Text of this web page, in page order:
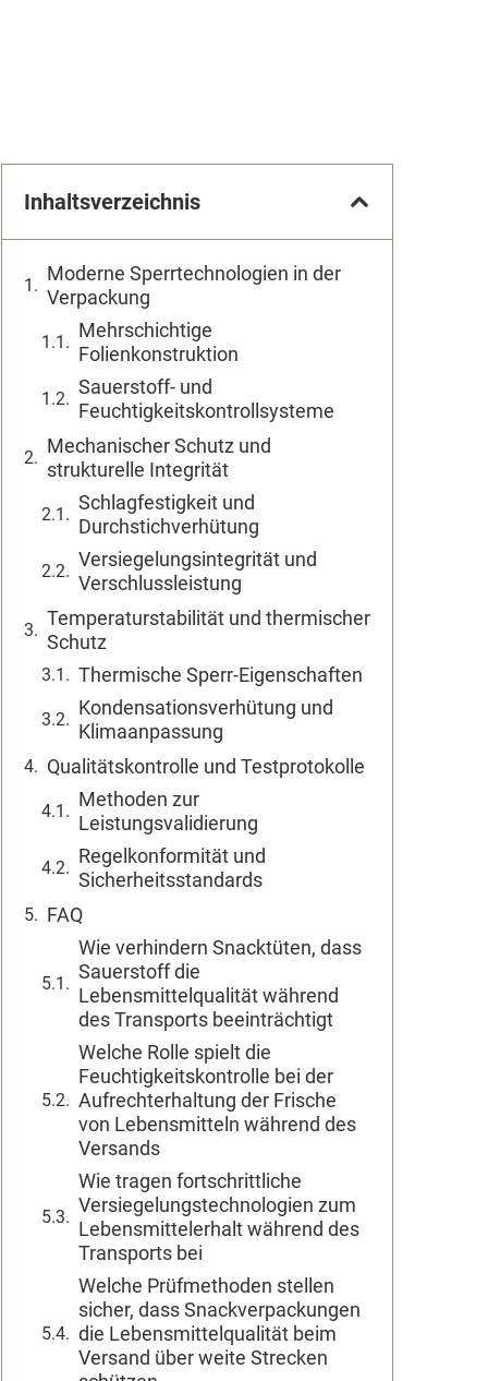
Inhaltsverzeichnis
Moderne Sperrtechnologien in der
Verpackung
Mehrschichtige
Folienkonstruktion
Sauerstoff- und
Feuchtigkeitskontrollsysteme
Mechanischer Schutz und
strukturelle Integrität
Schlagfestigkeit und
Durchstichverhütung
Versiegelungsintegrität und
Verschlussleistung
Temperaturstabilität und thermischer
Schutz
Thermische Sperr-Eigenschaften
Kondensationsverhütung und
Klimaanpassung
Qualitätskontrolle und Testprotokolle
Methoden zur
Leistungsvalidierung
Regelkonformität und
Sicherheitsstandards
FAQ
Wie verhindern Snacktüten, dass
Sauerstoff die
Lebensmittelqualität während
des Transports beeinträchtigt
Welche Rolle spielt die
Feuchtigkeitskontrolle bei der
Aufrechterhaltung der Frische
von Lebensmitteln während des
Versands
Wie tragen fortschrittliche
Versiegelungstechnologien zum
Lebensmittelerhalt während des
Transports bei
Welche Prüfmethoden stellen
sicher, dass Snackverpackungen
die Lebensmittelqualität beim
Versand über weite Strecken